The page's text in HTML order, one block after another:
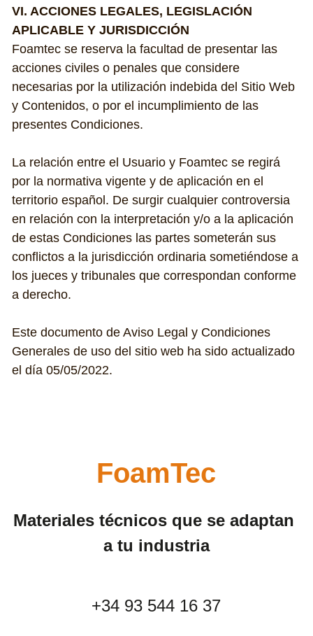
VI. ACCIONES LEGALES, LEGISLACIÓN
APLICABLE Y JURISDICCIÓN
Foamtec se reserva la facultad de presentar las
acciones civiles o penales que considere
necesarias por la utilización indebida del Sitio Web
y Contenidos, o por el incumplimiento de las
presentes Condiciones.
La relación entre el Usuario y Foamtec se regirá
por la normativa vigente y de aplicación en el
territorio español. De surgir cualquier controversia
en relación con la interpretación y/o a la aplicación
de estas Condiciones las partes someterán sus
conflictos a la jurisdicción ordinaria sometiéndose a
los jueces y tribunales que correspondan conforme
a derecho.
Este documento de Aviso Legal y Condiciones
Generales de uso del sitio web ha sido actualizado
el día 05/05/2022.
FoamTec
Materiales técnicos que se adaptan
a tu industria
+34 93 544 16 37